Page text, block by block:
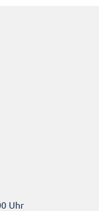
Uhr